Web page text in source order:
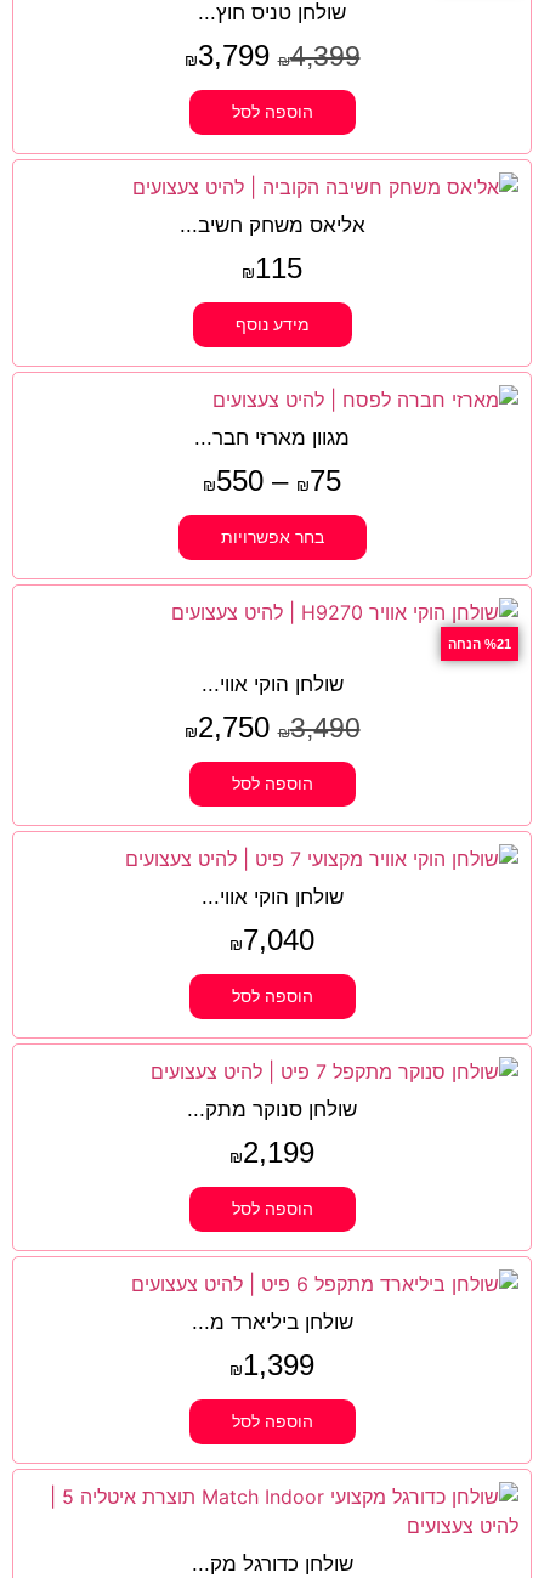
שולחן טניס חוץ...
₪4,399
₪3,799
הוספה לסל
אליאס משחק חשיב...
₪115
מידע נוסף
מגוון מארזי חבר...
₪75
–
₪550
בחר אפשרויות
%21 הנחה
שולחן הוקי אווי...
₪3,490
₪2,750
הוספה לסל
שולחן הוקי אווי...
₪7,040
הוספה לסל
שולחן סנוקר מתק...
₪2,199
הוספה לסל
שולחן ביליארד מ...
₪1,399
הוספה לסל
שולחן כדורגל מק...